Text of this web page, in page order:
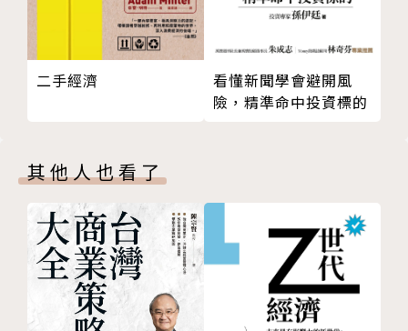
◎準備進場前，你有一套聚焦於自己的投資規劃嗎？本
書提供最簡單卻也最有效的投資策略，打造持續獲利的
投資組合。
艾倫．艾貝（Arun Abey）
國際企業安睿理財規劃顧問集團（ipac financial plan
ning）的共同創辦人，2002年與合夥人將公司售予安
盛集團（AXA Group）之後擔任執行董事長，並出任
安盛亞太控股集團（AXA Asia Pacific Holdings）策
二手經濟
看懂新聞學會避開風
險，精準命中投資標的
其他人也看了